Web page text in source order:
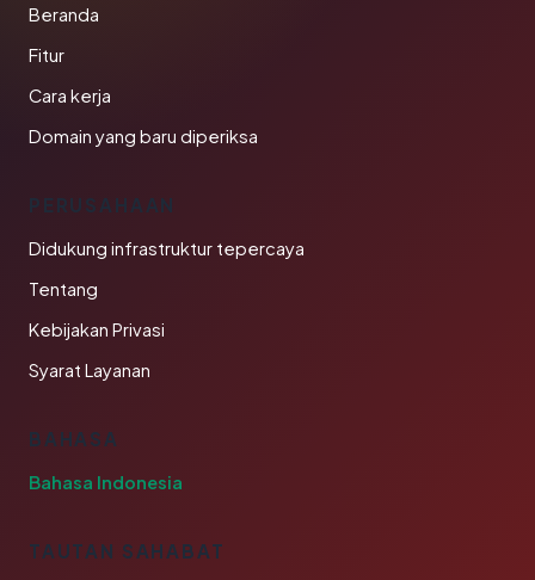
Beranda
Fitur
Cara kerja
Domain yang baru diperiksa
PERUSAHAAN
Didukung infrastruktur tepercaya
Tentang
Kebijakan Privasi
Syarat Layanan
BAHASA
Bahasa Indonesia
TAUTAN SAHABAT